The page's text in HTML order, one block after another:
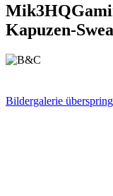
Kapuzen-
Bildergalerie